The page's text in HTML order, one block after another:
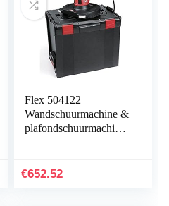
Flex 504122
Wandschuurmachine &
plafondschuurmachine
(schuurmachine…
€652.52